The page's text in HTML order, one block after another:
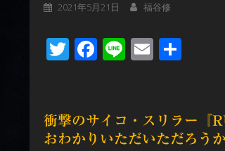
2021年5月21日 福谷修
Twitter
Facebook
LineEmail
衝撃のサイコ・スリラー『
おわかりいただいただろう